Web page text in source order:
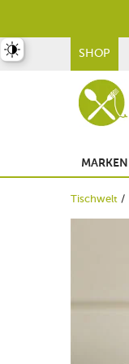
SHOP
MARKEN
Tischwelt
umschalten